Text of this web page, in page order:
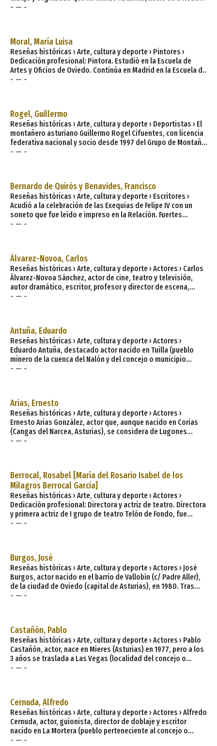
en 1890 y falleció en la misma ciudad en 1913. De muy joven se
todos los alumnos de las escuelas de arte inglesas. Ese
mismo año estu
- — -
Moral, María Luisa
Reseñas históricas › Arte, cultura y deporte › Pintores ›
Dedicación profesional: Pintora. Estudió en la Escuela de
Artes y Oficios de Oviedo. Continúa en Madrid en la Escuela de
Artes Aplicadas y estudio Arjona. Desatacan sus
La Felguera. Clave en la historia de Asturias y España, ha sido
kilómet
- — -
Rogel, Guillermo
Reseñas históricas › Arte, cultura y deporte › Deportistas › El
montañero asturiano Guillermo Rogel Cifuentes, con licencia
federativa nacional y socio desde 1997 del Grupo de Montaña
Torreblanca de Oviedo, nació el día 5 de mayo de 1978 en
Federación de Montaña del Principado de Asturi
- — -
Bernardo de Quirós y Benavides, Francisco
Reseñas históricas › Arte, cultura y deporte › Escritores ›
Acudió a la celebración de las Exequias de Felipe IV con un
soneto que fue leído e impreso en la Relación. Fuertes
Acevedo añade: «Presentó tambien en el Certamen Olympico,
de su apellido, un Soneto, una Glosa, unas Endechas Reales y
un «Ephitaphium in modum epicedii in occidente solim, Solis
- — -
Álvarez-Novoa, Carlos
Reseñas históricas › Arte, cultura y deporte › Actores › Carlos
Álvarez-Novoa Sánchez, actor de cine, teatro y televisión,
autor dramático, escritor, profesor y director de escena,
nació en 1940, en La Felguera (actual distrito urbano de la
de la provincia de Sevilla, provincia a la que tambi
- — -
Antuña, Eduardo
Reseñas históricas › Arte, cultura y deporte › Actores ›
Eduardo Antuña, destacado actor nacido en Tuilla (pueblo
minero de la cuenca del Nalón y del concejo o municipio
asturiano de Langreo) y residente en Madrid. Su primer
EXPERIENCIA PROFESIONAL. Teatro. Descalzos por el Parque.
Dir.
- — -
Arias, Ernesto
Reseñas históricas › Arte, cultura y deporte › Actores ›
Ernesto Arias González, actor que, aunque nacido en Corias
(Cangas del Narcea, Asturias), se considera de Lugones
(localidad del concejo o municipio asturiano de Siero que
transcurso de una gala celebrada en la Casa de Cultura de su
localidad de a
- — -
Berrocal, Rosabel [María del Rosario Isabel de los
Milagros Berrocal García]
Reseñas históricas › Arte, cultura y deporte › Actores ›
Dedicación profesional: Directora y actriz de teatro. Directora
y primera actriz de I grupo de teatro Telón de Fondo, fue
protagonista en 1979 del cortometraje: La cigüeña
también en el cortometraje: El ejecutivo, de Miguel Estudillo,
galardonado en el
- — -
Burgos, José
Reseñas históricas › Arte, cultura y deporte › Actores › José
Burgos, actor nacido en el barrio de Vallobín (c/ Padre Aller),
de la ciudad de Oviedo (capital de Asturias), en 1980. Tras
estudiar el Bachillerato en el ovetense Colegio Loyola,
Cristina Rota, donde está tres año
- — -
Castañón, Pablo
Reseñas históricas › Arte, cultura y deporte › Actores › Pablo
Castañón, actor, nace en Mieres (Asturias) en 1977, pero a los
3 años se traslada a Las Vegas (localidad del concejo o
municipio asturiano de Corvera) con su familia, ya que su
hace con una obra de Pilar Murillo en la celebración del Dí
- — -
Cernuda, Alfredo
Reseñas históricas › Arte, cultura y deporte › Actores › Alfredo
Cernuda, actor, guionista, director de doblaje y escritor
nacido en La Mortera (pueblo perteneciente al concejo o
municipio asturiano de Valdés que dista 28 km de la capital
- — -